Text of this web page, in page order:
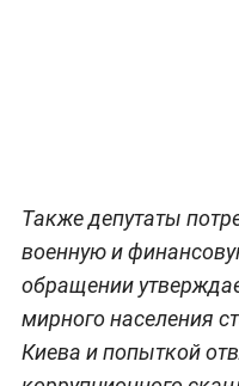
Также депутаты
военную и
обращении
мирного населения
Киева и попыткой